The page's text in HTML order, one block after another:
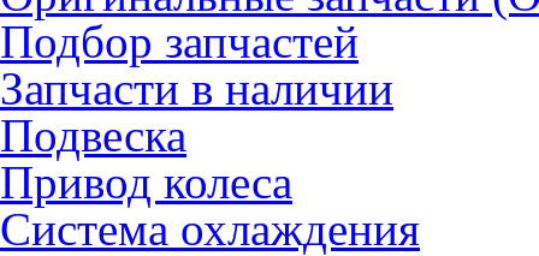
Подбор запчастей
Запчасти в наличии
Подвеска
Привод колеса
Система охлаждения